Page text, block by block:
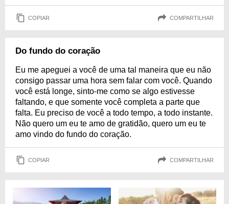
COPIAR COMPARTILHAR
Do fundo do coração
Eu me apeguei a você de uma tal maneira que eu não
consigo passar uma hora sem falar com você. Quando
você está longe, sinto-me como se algo estivesse
faltando, e que somente você completa a parte que
falta. Eu preciso de você a todo tempo, a todo instante.
Não quero um eu te amo de gratidão, quero um eu te
amo vindo do fundo do coração.
COPIAR COMPARTILHAR